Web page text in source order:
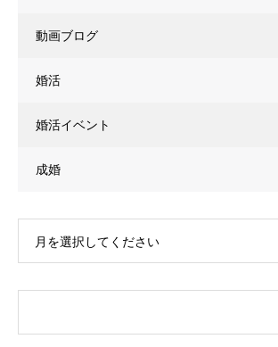
動画ブログ
婚活
婚活イベント
成婚
月を選択してください